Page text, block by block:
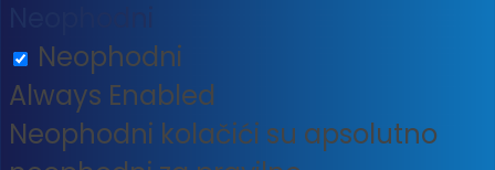
Neophodni
Always Enabled
Neophodni kolačići su apsolutno